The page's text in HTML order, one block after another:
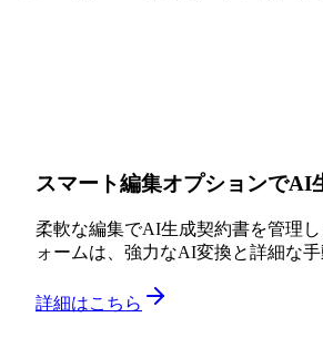
スマート編集オプションでAI
柔軟な編集でAI生成契約書を管理
ォームは、強力なAI変換と詳細な
詳細はこちら